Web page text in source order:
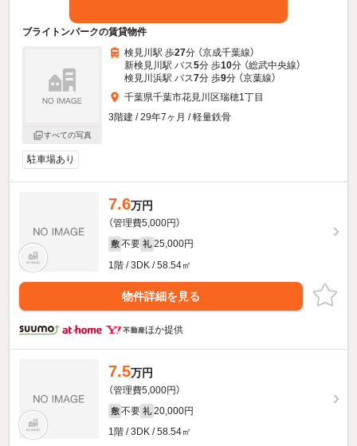
ブライトンパークの賃貸物件
すべての写真
検見川駅 歩27分 （京成千葉線）
新検見川駅 バス5分 歩10分 （総武中央線）
検見川浜駅 バス7分 歩9分 （京葉線）
千葉県千葉市花見川区瑞穂1丁目
3階建 / 29年7ヶ月 / 軽量鉄骨
駐車場あり
7.6万円
（管理費5,000円）
敷 不要 礼 25,000円
1階 / 3DK / 58.54㎡
物件詳細を見る
ほか提供
7.5万円
（管理費5,000円）
敷 不要 礼 20,000円
1階 / 3DK / 58.54㎡